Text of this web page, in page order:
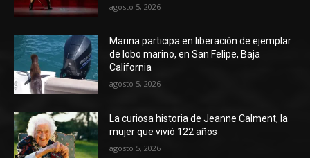
agosto 5, 2026
Marina participa en liberación de ejemplar
de lobo marino, en San Felipe, Baja
California
agosto 5, 2026
La curiosa historia de Jeanne Calment, la
mujer que vivió 122 años
agosto 5, 2026